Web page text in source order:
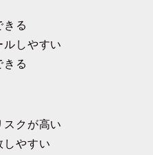
きる
しやすい
きる
クが高い
しやすい